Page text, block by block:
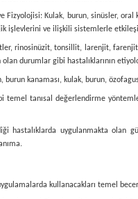
Fizyolojisi: Kulak, burun, sinüsler,
işlevlerini ve ilişkili sistemlerle
rinosinüzit, tonsillit, larenjit,
durumlar gibi hastalıklarının
kanaması, kulak, burun,
tanısal değerlendirme
hastalıklarda uygulanmakta olan
kullanacakları temel